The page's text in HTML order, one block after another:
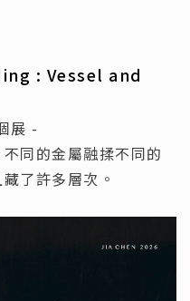
: Vessel and
展 -
同的金屬融揉不同的
了許多層次。